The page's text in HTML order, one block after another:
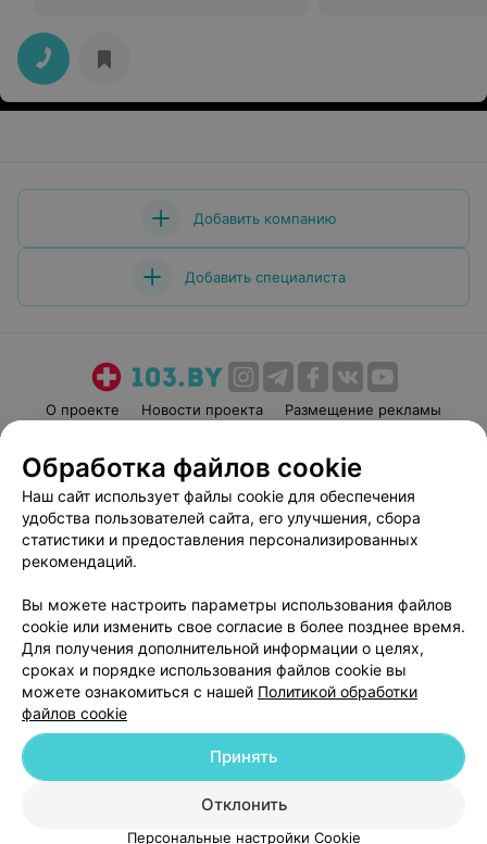
Добавить компанию
Добавить специалиста
О проекте Новости проекта
Размещение рекламы
Пользовательское соглашение
Способы оплаты
Вакансии
Партнеры
Написать руководителю 103.by
Обработка персональных данных
© 2026 ООО «Артокс Лаб», УНП 191700409
| 220012, Республика Беларусь,
г. Минск, улица Толбухина, 2, пом. 16 | help@103.by
Служба поддержки +375 291212755
Обработка файлов cookie
Наш сайт использует файлы cookie для обеспечения
удобства пользователей сайта, его улучшения, сбора
статистики и предоставления персонализированных
рекомендаций.
Вы можете настроить параметры использования файлов
cookie или изменить свое согласие в более позднее время.
Для получения дополнительной информации о целях,
сроках и порядке использования файлов cookie вы
можете ознакомиться с нашей Политикой обработки
файлов cookie
Отклонить
Принять
Персональные настройки Cookie